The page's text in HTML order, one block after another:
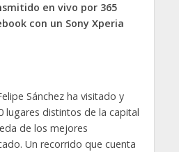
en vivo por 365
con un Sony Xperia
Sánchez ha visitado y
lugares distintos de la capital
de los mejores
Un recorrido que cuenta